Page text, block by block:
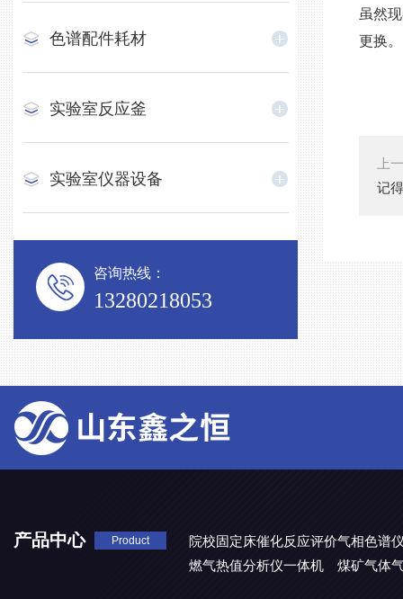
色谱配件耗材
实验室反应釜
实验室仪器设备
咨询热线：
13280218053
虽然
更换
上
记
产品中心 Product
院校固定床催化反应评价气相色谱
燃气热值分析仪一体机
煤矿气体